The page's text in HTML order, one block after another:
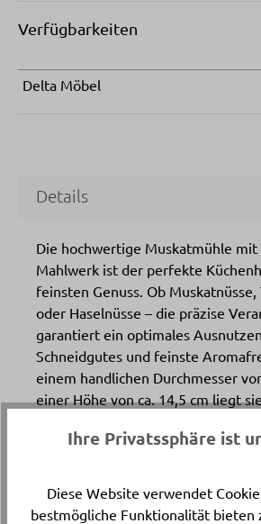
Verfügbarkeiten
Delta Möbel
Details
Die hochwertige Muskatmühle mit
Mahlwerk ist der perfekte
feinsten Genuss. Ob Muskatnüsse,
oder Haselnüsse – die präzise
garantiert ein optimales
Schneidgutes und feinste
einem handlichen Durchmesser
einer Höhe von ca. 14,5 cm liegt
Edelstahl und Kunststoff. Entdecke
für Möbel, Küchen und Boutique-
intensives Geschmackserlebnis in
Ihre Privatssphäre ist
Diese Website verwendet
bestmögliche Funktionalität bieten